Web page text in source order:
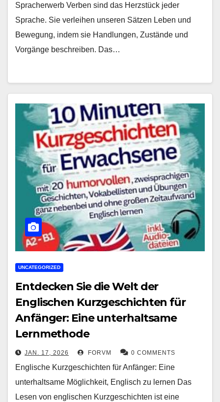
Spracherwerb Verben sind das Herzstück jeder
Sprache. Sie verleihen unseren Sätzen Leben und
Bewegung, indem sie Handlungen, Zustände und
Vorgänge beschreiben. Das…
UNCATEGORIZED
Entdecken Sie die Welt der
Englischen Kurzgeschichten für
Anfänger: Eine unterhaltsame
Lernmethode
JAN. 17, 2026 FORVM 0 COMMENTS
Englische Kurzgeschichten für Anfänger: Eine
unterhaltsame Möglichkeit, Englisch zu lernen Das
Lesen von englischen Kurzgeschichten ist eine